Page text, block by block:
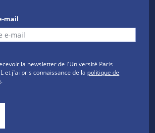
mail
la newsletter de l'Université Paris
et j'ai pris connaissance de la politique de
.